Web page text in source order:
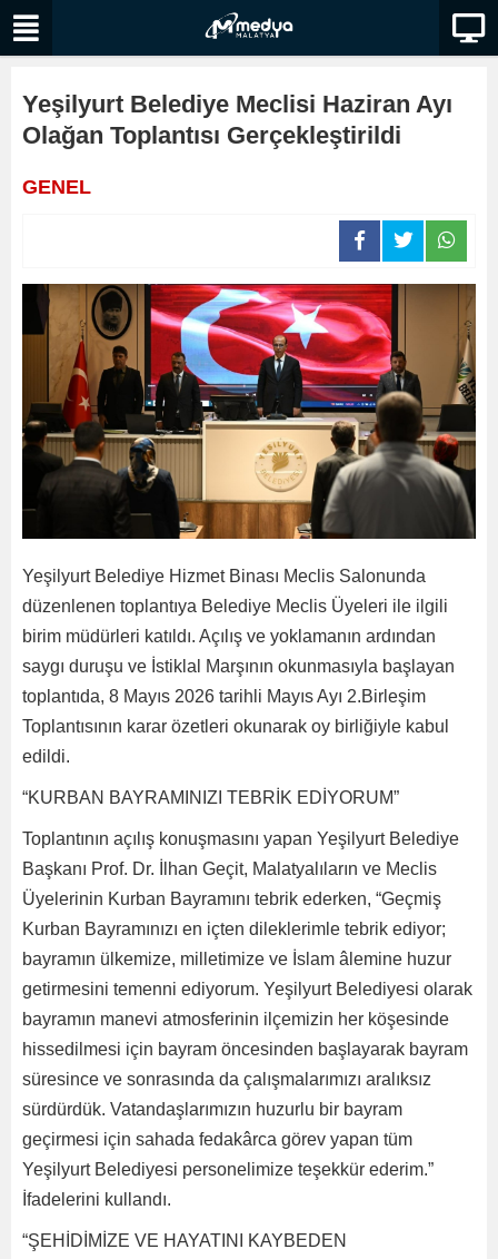
Yeşilyurt Belediye Meclisi Haziran Ayı
Olağan Toplantısı Gerçekleştirildi
GENEL
Yeşilyurt Belediye Hizmet Binası Meclis Salonunda
düzenlenen toplantıya Belediye Meclis Üyeleri ile ilgili
birim müdürleri katıldı. Açılış ve yoklamanın ardından
saygı duruşu ve İstiklal Marşının okunmasıyla başlayan
toplantıda, 8 Mayıs 2026 tarihli Mayıs Ayı 2.Birleşim
Toplantısının karar özetleri okunarak oy birliğiyle kabul
edildi.
“KURBAN BAYRAMINIZI TEBRİK EDİYORUM”
Toplantının açılış konuşmasını yapan Yeşilyurt Belediye
Başkanı Prof. Dr. İlhan Geçit, Malatyalıların ve Meclis
Üyelerinin Kurban Bayramını tebrik ederken, “Geçmiş
Kurban Bayramınızı en içten dileklerimle tebrik ediyor;
bayramın ülkemize, milletimize ve İslam âlemine huzur
getirmesini temenni ediyorum. Yeşilyurt Belediyesi olarak
bayramın manevi atmosferinin ilçemizin her köşesinde
hissedilmesi için bayram öncesinden başlayarak bayram
süresince ve sonrasında da çalışmalarımızı aralıksız
sürdürdük. Vatandaşlarımızın huzurlu bir bayram
geçirmesi için sahada fedakârca görev yapan tüm
Yeşilyurt Belediyesi personelimize teşekkür ederim.”
İfadelerini kullandı.
“ŞEHİDİMİZE VE HAYATINI KAYBEDEN